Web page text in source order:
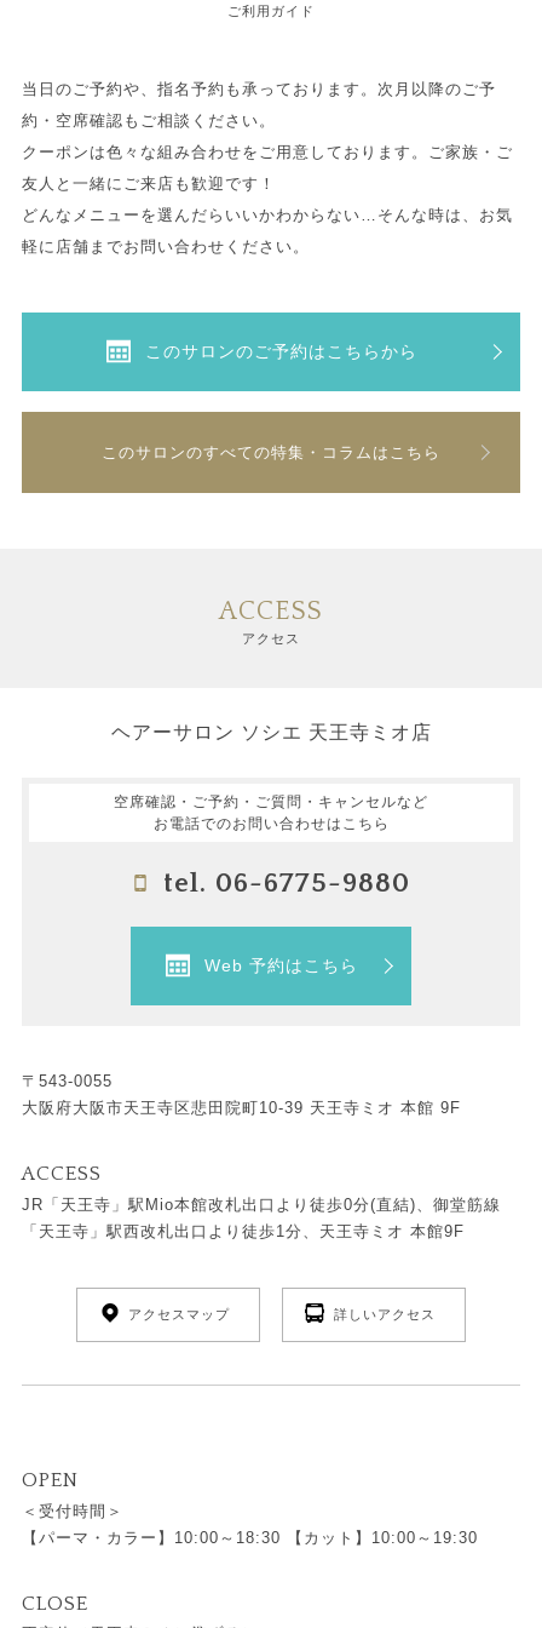
ご利用ガイド
当日のご予約や、指名予約も承っております。次月以降のご予
約・空席確認もご相談ください。
クーポンは色々な組み合わせをご用意しております。ご家族・ご
友人と一緒にご来店も歓迎です！
どんなメニューを選んだらいいかわからない…そんな時は、お気
軽に店舗までお問い合わせください。
このサロンのご予約はこちらから
このサロンのすべての特集・コラムはこちら
ACCESS
アクセス
ヘアーサロン ソシエ 天王寺ミオ店
空席確認・ご予約・ご質問・キャンセルなど
お電話でのお問い合わせはこちら
tel. 06-6775-9880
Web 予約はこちら
〒543-0055
大阪府大阪市天王寺区悲田院町10-39 天王寺ミオ 本館 9F
ACCESS
JR「天王寺」駅Mio本館改札出口より徒歩0分(直結)、御堂筋線
「天王寺」駅西改札出口より徒歩1分、天王寺ミオ 本館9F
アクセスマップ 詳しいアクセス
OPEN
＜受付時間＞
【パーマ・カラー】10:00～18:30 【カット】10:00～19:30
CLOSE